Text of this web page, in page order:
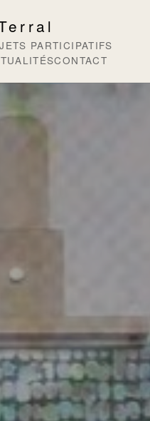
PARTICIPATIFS
CONTACT